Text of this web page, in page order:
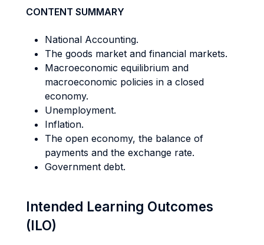
CONTENT SUMMARY
National Accounting.
The goods market and financial markets.
Macroeconomic equilibrium and
macroeconomic policies in a closed
economy.
Unemployment.
Inflation.
The open economy, the balance of
payments and the exchange rate.
Government debt.
Intended Learning Outcomes
(ILO)